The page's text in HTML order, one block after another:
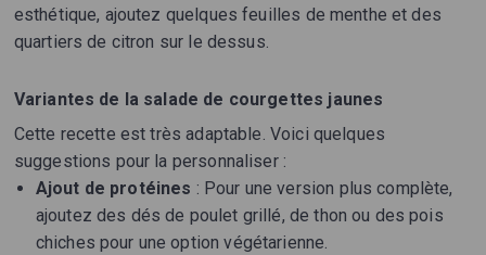
esthétique, ajoutez quelques feuilles de menthe et des
quartiers de citron sur le dessus.
Variantes de la salade de courgettes jaunes
Cette recette est très adaptable. Voici quelques
suggestions pour la personnaliser :
Ajout de protéines : Pour une version plus complète,
ajoutez des dés de poulet grillé, de thon ou des pois
chiches pour une option végétarienne.